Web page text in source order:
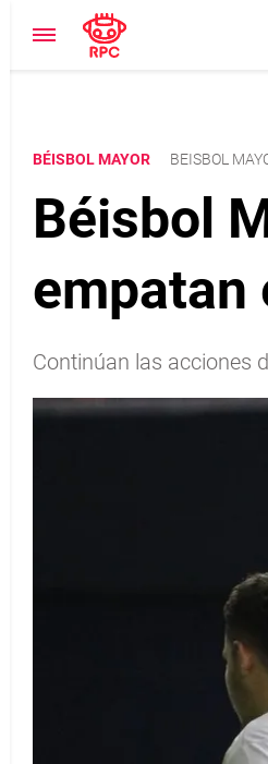
BÉISBOL MAYOR BEISBOL
Béisbol
empatan
Continúan las acciones